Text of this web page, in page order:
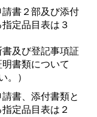
書２部及び添付
定品目表は３
及び登記事項証
書類について
）
書、添付書類と
定品目表は２